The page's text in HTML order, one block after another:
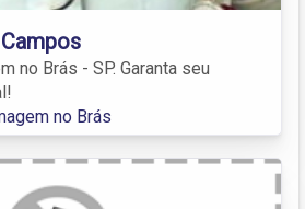
no Brás - SP. Garanta seu
no Brás